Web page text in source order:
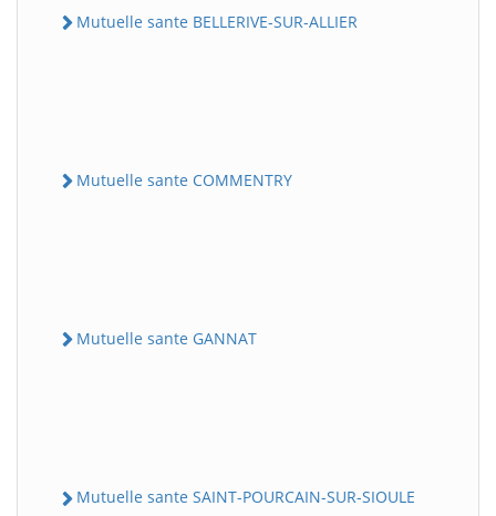
Mutuelle sante BELLERIVE-SUR-ALLIER
Mutuelle sante COMMENTRY
Mutuelle sante GANNAT
Mutuelle sante SAINT-POURCAIN-SUR-SIOULE